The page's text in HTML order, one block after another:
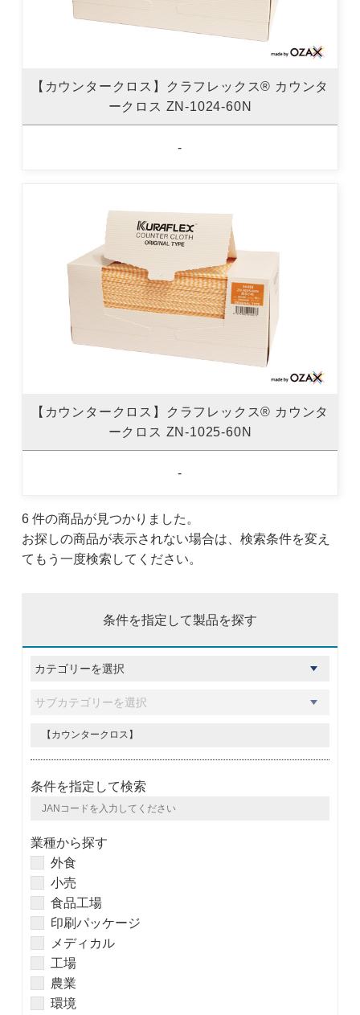
【カウンタークロス】クラフレックス® カウンタ
ークロス ZN-1024-60N
-
【カウンタークロス】クラフレックス® カウンタ
ークロス ZN-1025-60N
-
6 件の商品が見つかりました。
お探しの商品が表示されない場合は、検索条件を変え
てもう一度検索してください。
条件を指定して製品を探す
条件を指定して検索
業種から探す
外食
小売
食品工場
印刷パッケージ
メディカル
工場
農業
環境